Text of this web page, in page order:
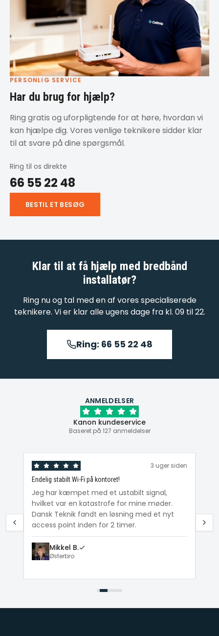
PERSONLIG SERVICE
Har du brug for hjælp?
Ring gratis og uforpligtende for at høre, hvordan vi
kan hjælpe dig. Vores venlige teknikere sidder klar
til at svare på dine spørgsmål.
Ring til os direkte
66 55 22 48
BESTIL ET BESØG
Klar til at få hjælp med bredbånd
installatør?
Ring nu og tal med en af vores specialiserede
teknikere. Vi er klar alle ugens dage fra kl. 09 til 22.
Ring: 66 55 22 48
ANMELDELSER
Kanon kundeservice
Baseret på 127 anmeldelser
3 uger siden
Endelig stabilt Wi-Fi på kontoret!
Jeg har kæmpet med et ustabilt signal,
hvilket var en katastrofe for mine møder.
Dansk Teknik fandt en løsning med et nyt
access point inden for 2 timer.
Mikkel B.
Østerbro